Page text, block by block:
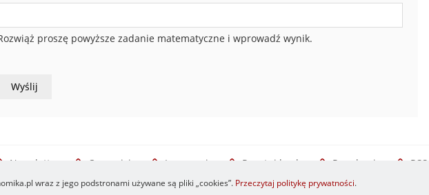
proszę powyższe zadanie matematyczne i wprowadź wynik.
Newsletter O serwisie Logowanie Resetuj hasło Regulamin RSS
wraz z jego podstronami używane są pliki „cookies”. Przeczytaj politykę prywatności.